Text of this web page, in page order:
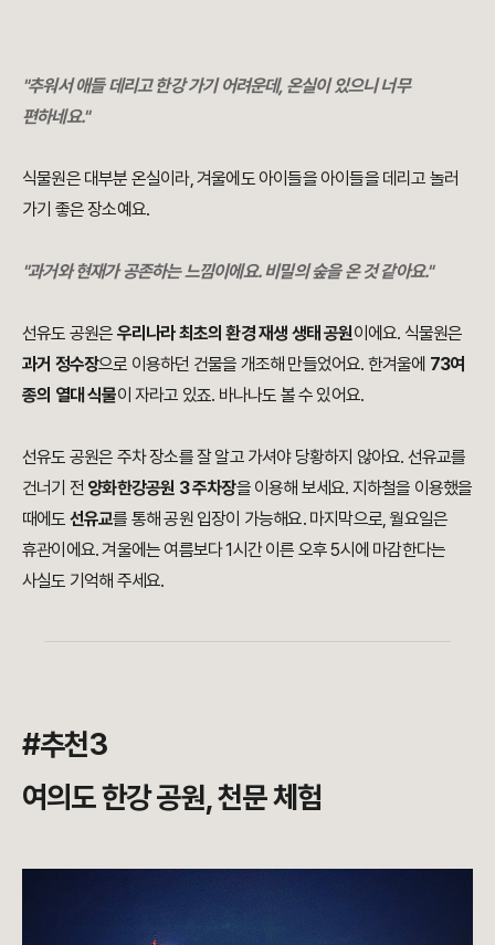
"추워서 애들 데리고 한강 가기 어려운데, 온실이 있으니 너무
편하네요."
식물원은 대부분 온실이라, 겨울에도 아이들을 아이들을 데리고 놀러
가기 좋은 장소예요.
"과거와 현재가 공존하는 느낌이에요. 비밀의 숲을 온 것 같아요."
선유도 공원은 우리나라최초의 환경 재생 생태 공원이에요. 식물원은
과거 정수장으로 이용하던 건물을 개조해 만들었어요. 한겨울에 73여
종의 열대 식물이 자라고 있죠. 바나나도 볼 수 있어요.
선유도 공원은 주차 장소를 잘 알고 가셔야 당황하지 않아요. 선유교를
건너기 전 양화한강공원 3 주차장을 이용해 보세요. 지하철을 이용했을
때에도 선유교를 통해 공원 입장이 가능해요. 마지막으로, 월요일은
휴관이에요. 겨울에는 여름보다 1시간 이른 오후 5시에 마감한다는
사실도 기억해 주세요.
#추천3
여의도 한강 공원, 천문 체험